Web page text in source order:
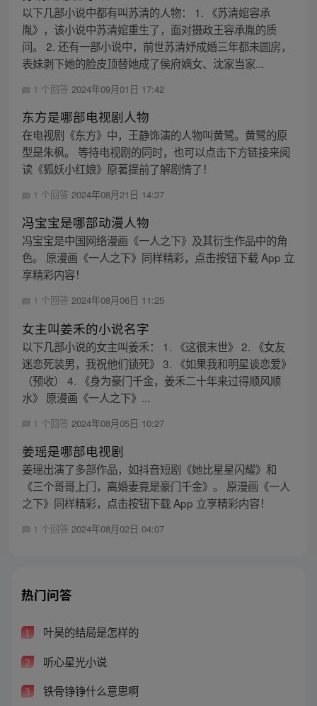
以下几部小说中都有叫苏清的人物： 1. 《苏清婠容承
胤》，该小说中苏清婠重生了，面对摄政王容承胤的质
问。 2. 还有一部小说中，前世苏清妤成婚三年都未圆房，
表妹剥下她的脸皮顶替她成了侯府嫡女、沈家当家...
1 个回答 2024年09月01日 17:42
东方是哪部电视剧人物
在电视剧《东方》中，王静饰演的人物叫黄鹭。黄鹭的原
型是朱枫。 等待电视剧的同时，也可以点击下方链接来阅
读《狐妖小红娘》原著提前了解剧情了！
1 个回答 2024年08月21日 14:37
冯宝宝是哪部动漫人物
冯宝宝是中国网络漫画《一人之下》及其衍生作品中的角
色。 原漫画《一人之下》同样精彩，点击按钮下载 App 立
享精彩内容！
1 个回答 2024年08月06日 11:25
女主叫姜禾的小说名字
以下几部小说的女主叫姜禾： 1. 《这很末世》 2. 《女友
迷恋死装男，我祝他们锁死》 3. 《如果我和明星谈恋爱》
（预收） 4. 《身为豪门千金，姜禾二十年来过得顺风顺
水》 原漫画《一人之下》...
1 个回答 2024年08月05日 10:27
姜瑶是哪部电视剧
姜瑶出演了多部作品，如抖音短剧《她比星星闪耀》和
《三个哥哥上门，离婚妻竟是豪门千金》。 原漫画《一人
之下》同样精彩，点击按钮下载 App 立享精彩内容！
1 个回答 2024年08月02日 04:07
热门问答
1 叶昊的结局是怎样的
2 听心星光小说
3 铁骨铮铮什么意思啊